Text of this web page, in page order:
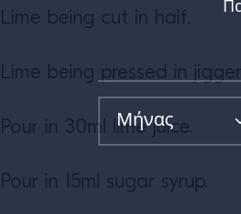
Lime being cut in half.
Lime being pressed in jigger
Pour in 30ml lime juice.
Pour in 15ml sugar syrup.